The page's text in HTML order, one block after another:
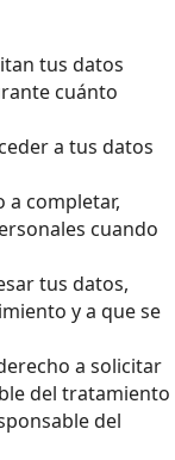
tus datos
cuánto
a tus datos
a completar,
cuando
tus datos,
y a que se
a solicitar
del tratamiento
del